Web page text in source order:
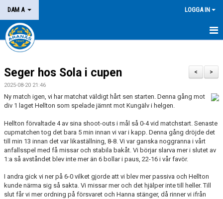
DAM A LOGGA IN
HEM
NYHETER
KALENDER
KONTAKT
>
<
Seger hos Sola i cupen
2025-08-20 21:46
Ny match igen, vi har matchat väldigt hårt sen starten. Denna gång mot
div 1 laget Hellton som spelade jämnt mot Kungälv i helgen.
Hellton förvaltade 4 av sina shoot-outs i mål så 0-4 vid matchstart. Senaste
cupmatchen tog det bara 5 min innan vi var i kapp. Denna gång dröjde det
till min 13 innan det var likaställning, 8-8. Vi var ganska noggranna i vårt
anfallsspel med få missar och stabila bakåt. Vi börjar slarva mer i slutet av
1:a så avståndet blev inte mer än 6 bollar i paus, 22-16 i vår favör.
I andra gick vi ner på 6-0 vilket gjorde att vi blev mer passiva och Hellton
kunde närma sig så sakta. Vi missar mer och det hjälper inte till heller. Till
slut får vi mer ordning på försvaret och Hanna stänger, då rinner vi ifrån